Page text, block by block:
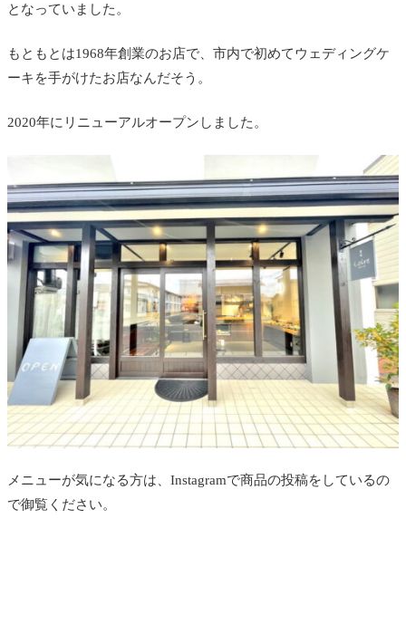
となっていました。
もともとは1968年創業のお店で、市内で初めてウェディングケ
ーキを手がけたお店なんだそう。
2020年にリニューアルオープンしました。
メニューが気になる方は、Instagramで商品の投稿をしているの
で御覧ください。